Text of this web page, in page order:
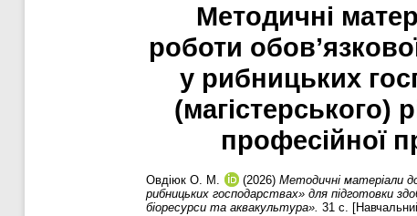
Методичні
роботи
у рибницьких
(магістерського)
професійної
Овдіюк О. М. (2026) Методичні матеріали
рибницьких господарствах» для підготовки
біоресурси та аквакультура». 31 с.